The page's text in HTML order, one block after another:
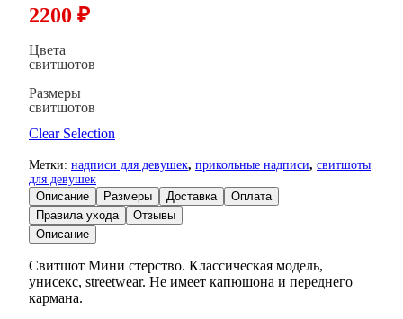
2200 ₽
Цвета
свитшотов
Размеры
свитшотов
Clear Selection
Метки: надписи для девушек, прикольные надписи, свитшоты
для девушек
Описание
Размеры Доставка
Оплата
Правила ухода
Отзывы
Описание
Свитшот Мини стерство. Классическая модель,
унисекс, streetwear. Не имеет капюшона и переднего
кармана.